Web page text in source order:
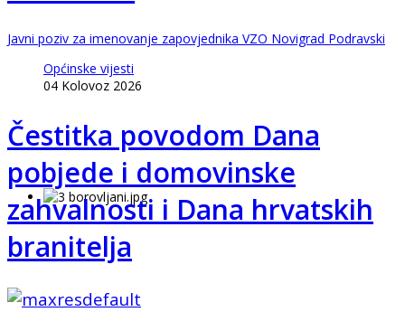
Javni poziv za imenovanje zapovjednika VZO Novigrad Podravski
Općinske vijesti
04 Kolovoz 2026
Čestitka povodom Dana
pobjede i domovinske
zahvalnosti i Dana hrvatskih
branitelja